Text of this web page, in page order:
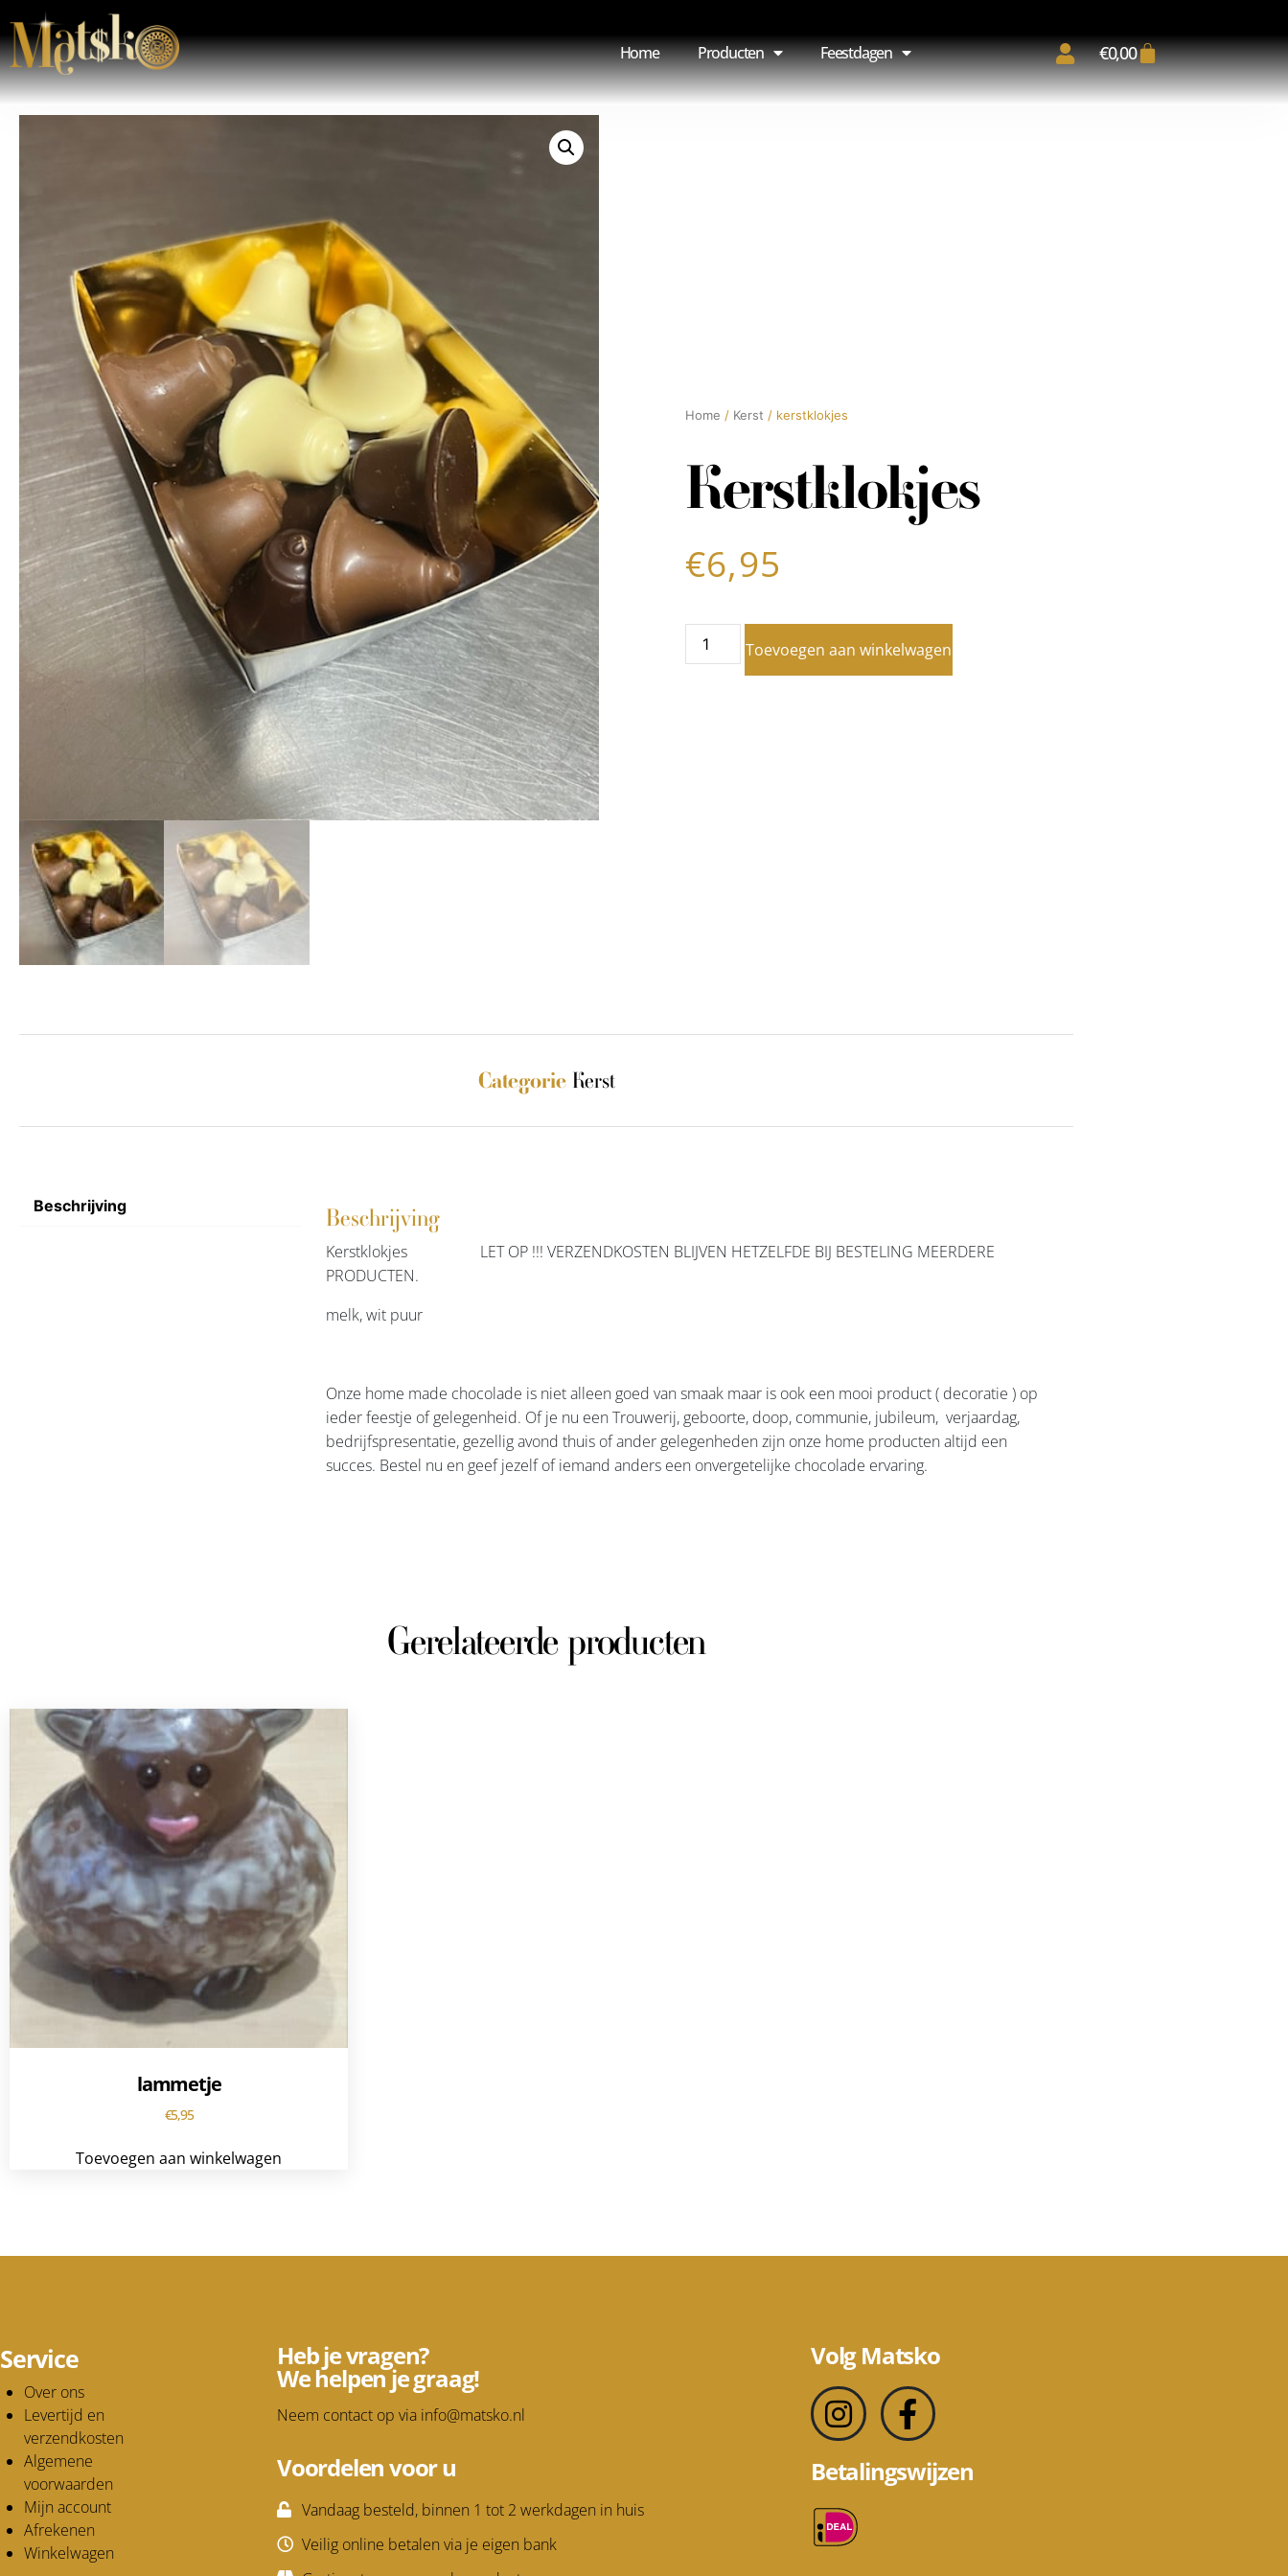
Home Producten Feestdagen €0,00
Home / Kerst / kerstklokjes
Kerstklokjes
€6,95
Toevoegen aan winkelwagen
Categorie Kerst
Beschrijving Beschrijving
Kerstklokjes LET OP !!! VERZENDKOSTEN BLIJVEN HETZELFDE BIJ BESTELING MEERDERE
PRODUCTEN.
melk, wit puur
Onze home made chocolade is niet alleen goed van smaak maar is ook een mooi product ( decoratie ) op
ieder feestje of gelegenheid. Of je nu een Trouwerij, geboorte, doop, communie, jubileum, verjaardag,
bedrijfspresentatie, gezellig avond thuis of ander gelegenheden zijn onze home producten altijd een
succes. Bestel nu en geef jezelf of iemand anders een onvergetelijke chocolade ervaring.
Gerelateerde producten
lammetje
€5,95
Toevoegen aan winkelwagen
Service
Over ons
Levertijd en
verzendkosten
Algemene
voorwaarden
Mijn account
Afrekenen
Winkelwagen
Heb je vragen?
We helpen je graag!
Neem contact op via info@matsko.nl
Voordelen voor u
Vandaag besteld, binnen 1 tot 2 werkdagen in huis
Veilig online betalen via je eigen bank
Volg Matsko
Betalingswijzen